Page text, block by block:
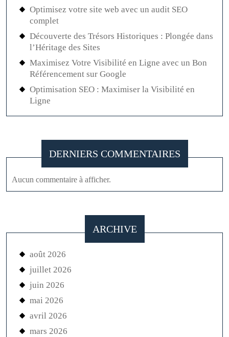
Optimisez votre site web avec un audit SEO
complet
Découverte des Trésors Historiques : Plongée dans
l’Héritage des Sites
Maximisez Votre Visibilité en Ligne avec un Bon
Référencement sur Google
Optimisation SEO : Maximiser la Visibilité en
Ligne
DERNIERS COMMENTAIRES
Aucun commentaire à afficher.
ARCHIVE
août 2026
juillet 2026
juin 2026
mai 2026
avril 2026
mars 2026